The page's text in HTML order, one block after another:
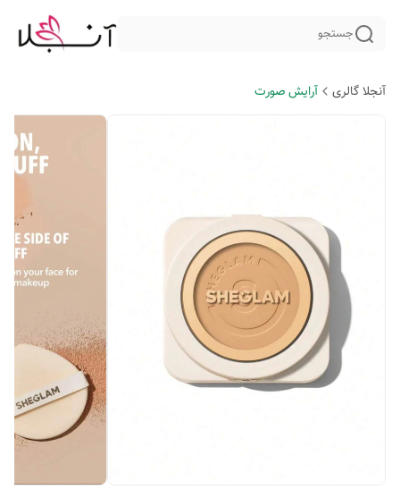
جستجو
آنجلا گالری آرایش صورت